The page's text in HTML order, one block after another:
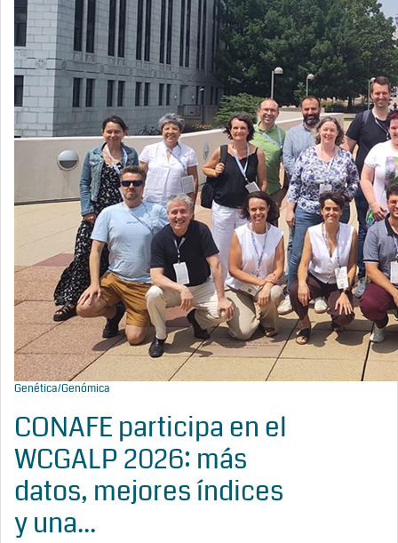
Genética/Genómica
CONAFE participa en el
WCGALP 2026: más
datos, mejores índices
y una...